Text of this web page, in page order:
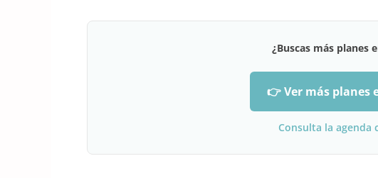
¿Buscas más planes
👉 Ver más planes
Consulta la agenda